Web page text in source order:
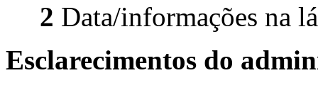
2 Data/informações na
Esclarecimentos do